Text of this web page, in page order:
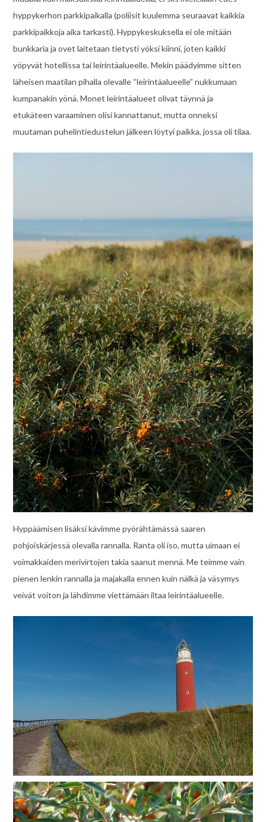
hyppykerhon parkkipaikalla (poliisit kuulemma seuraavat kaikkia
parkkipaikkoja aika tarkasti). Hyppykeskuksella ei ole mitään
bunkkaria ja ovet laitetaan tietysti yöksi kiinni, joten kaikki
yöpyvät hotellissa tai leirintäalueelle. Mekin päädyimme sitten
läheisen maatilan pihalla olevalle “leirintäalueelle” nukkumaan
kumpanakin yönä. Monet leirintäalueet olivat täynnä ja
etukäteen varaaminen olisi kannattanut, mutta onneksi
muutaman puhelintiedustelun jälkeen löytyi paikka, jossa oli tilaa.
Hyppäämisen lisäksi kävimme pyörähtämässä saaren
pohjoiskärjessä olevalla rannalla. Ranta oli iso, mutta uimaan ei
voimakkaiden merivirtojen takia saanut mennä. Me teimme vain
pienen lenkin rannalla ja majakalla ennen kuin nälkä ja väsymys
veivät voiton ja lähdimme viettämään iltaa leirintäalueelle.